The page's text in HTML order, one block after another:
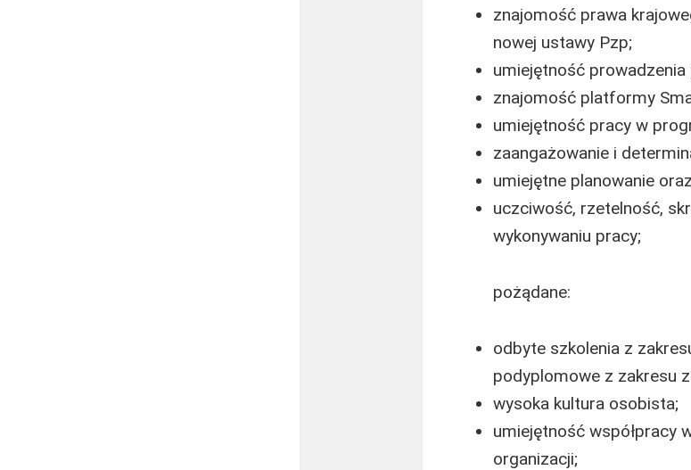
znajomość prawa
nowej ustawy Pzp;
umiejętność
znajomość platformy
umiejętność pracy w
zaangażowanie i
umiejętne planowanie
uczciwość, rzetelność,
wykonywaniu pracy;
pożądane:
odbyte szkolenia z
podyplomowe z zakresu
wysoka kultura osobista;
umiejętność współpracy
organizacji;